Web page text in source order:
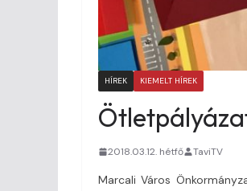
HÍREK KIEMELT HÍREK
2018.03.12. hétfő TaviTV
Marcali Város